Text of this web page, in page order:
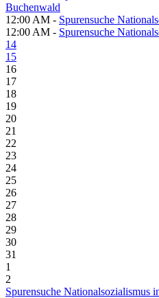
Buchenwald
12:00 AM - Spurensuche
12:00 AM - Spurensuche
14
15
16
17
18
19
20
21
22
23
24
25
26
27
28
29
30
31
1
2
Spurensuche Nationalsozialismus